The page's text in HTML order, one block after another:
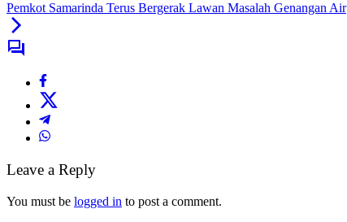
Pemkot Samarinda Terus Bergerak Lawan Masalah Genangan Air
Leave a Reply
You must be logged in to post a comment.